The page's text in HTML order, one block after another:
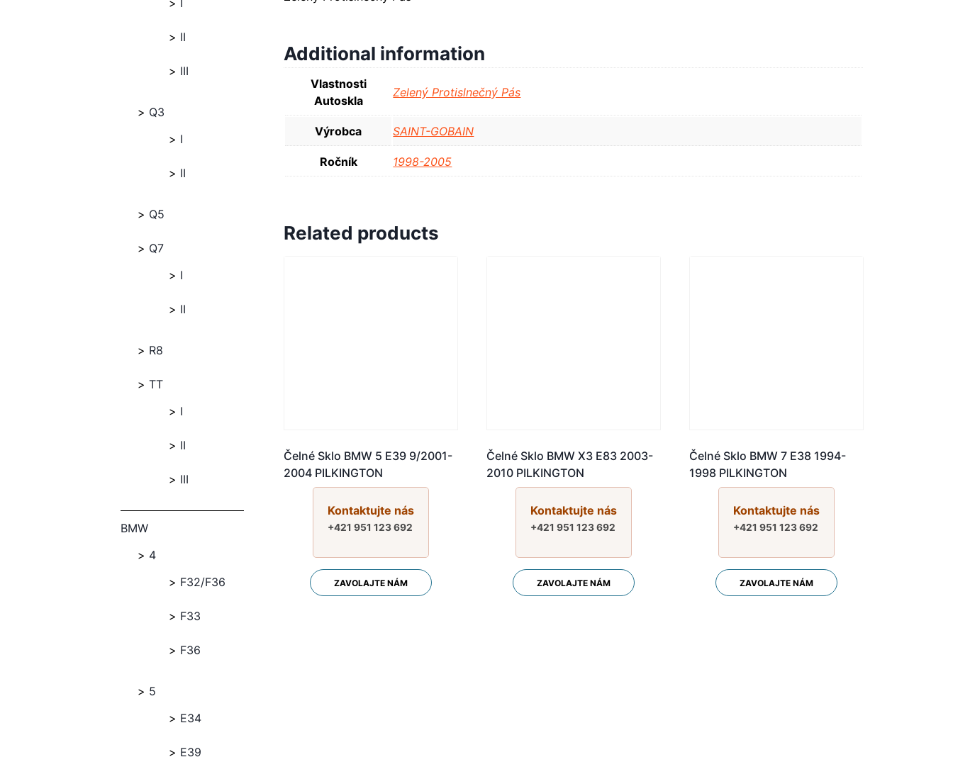
Additional information
Vlastnosti
Autoskla
Zelený Protislnečný Pás
Výrobca SAINT-GOBAIN
Ročník 1998-2005
Related products
Čelné Sklo BMW 5 E39 9/2001-
2004 PILKINGTON
Kontaktujte nás
+421 951 123 692
ZAVOLAJTE NÁM
Čelné Sklo BMW X3 E83 2003-
2010 PILKINGTON
Kontaktujte nás
+421 951 123 692
ZAVOLAJTE NÁM
Čelné Sklo BMW 7 E38 1994-
1998 PILKINGTON
Kontaktujte nás
+421 951 123 692
ZAVOLAJTE NÁM
I
II
III
Q3
I
II
Q5
Q7
I
II
R8
TT
I
II
III
BMW
4
F32/F36
F33
F36
5
E34
E39